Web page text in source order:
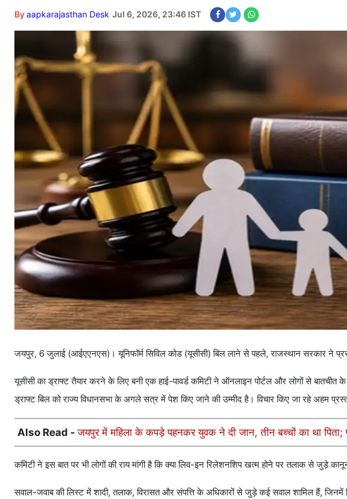
Byaapkarajasthan Desk Jul 6, 2026, 23:46 IST
जयपुर, 6 जुलाई (आईएएनएस)। यूनिफॉर्म सिविल कोड (यूसीसी) बिल लाने से पहले, राजस्थान सरकार ने
यूसीसी का ड्राफ्ट तैयार करने के लिए बनी एक हाई-पावर्ड कमिटी ने ऑनलाइन पोर्टल और लोगों से बातचीत
ड्राफ्ट बिल को राज्य विधानसभा के अगले सत्र में पेश किए जाने की उम्मीद है। विचार किए जा रहे अहम
Also Read -जयपुर में महिला के कपड़े पहनकर युवक ने दी जान, तीन बच्चों का था
कमिटी ने इस बात पर भी लोगों की राय मांगी है कि क्या लिव-इन रिलेशनशिप खत्म होने पर तलाक से जुड़े
सवाल-जवाब की लिस्ट में शादी, तलाक, विरासत और संपत्ति के अधिकारों से जुड़े कई सवाल शामिल हैं, जिनमें